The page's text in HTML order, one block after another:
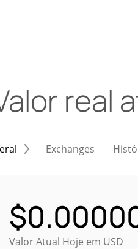
real
Exchanges
$
Valor Atual Hoje em USD